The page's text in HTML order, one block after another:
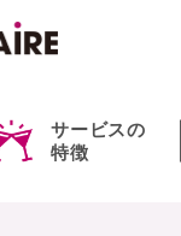
サービスの
特徴